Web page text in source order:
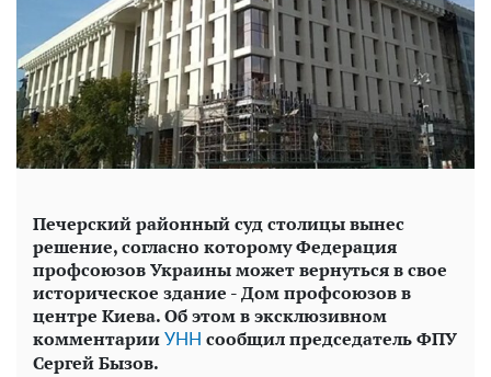
Печерский районный суд столицы вынес
решение, согласно которому Федерация
профсоюзов Украины может вернуться в свое
историческое здание - Дом профсоюзов в
центре Киева. Об этом в эксклюзивном
комментарии УНН сообщил председатель ФПУ
Сергей Бызов.